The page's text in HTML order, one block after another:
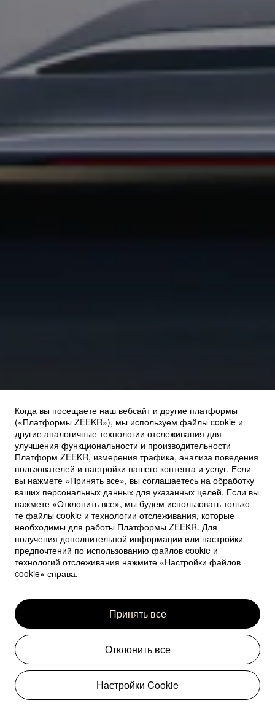
Когда вы посещаете наш вебсайт и другие платформы
(«Платформы ZEEKR»), мы используем файлы cookie и
другие аналогичные технологии отслеживания для
улучшения функциональности и производительности
Платформ ZEEKR, измерения трафика, анализа поведения
пользователей и настройки нашего контента и услуг. Если
вы нажмете «Принять все», вы соглашаетесь на обработку
ваших персональных данных для указанных целей. Если вы
нажмете «Отклонить все», мы будем использовать только
те файлы cookie и технологии отслеживания, которые
необходимы для работы Платформы ZEEKR. Для
получения дополнительной информации или настройки
предпочтений по использованию файлов cookie и
технологий отслеживания нажмите «Настройки файлов
cookie» справа.
Принять все
Отклонить все
Настройки Cookie